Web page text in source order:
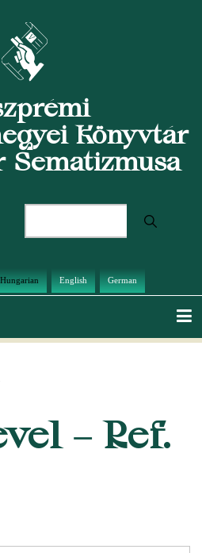
Könyvtár
Sematizmusa
Hungarian English German
– Ref.